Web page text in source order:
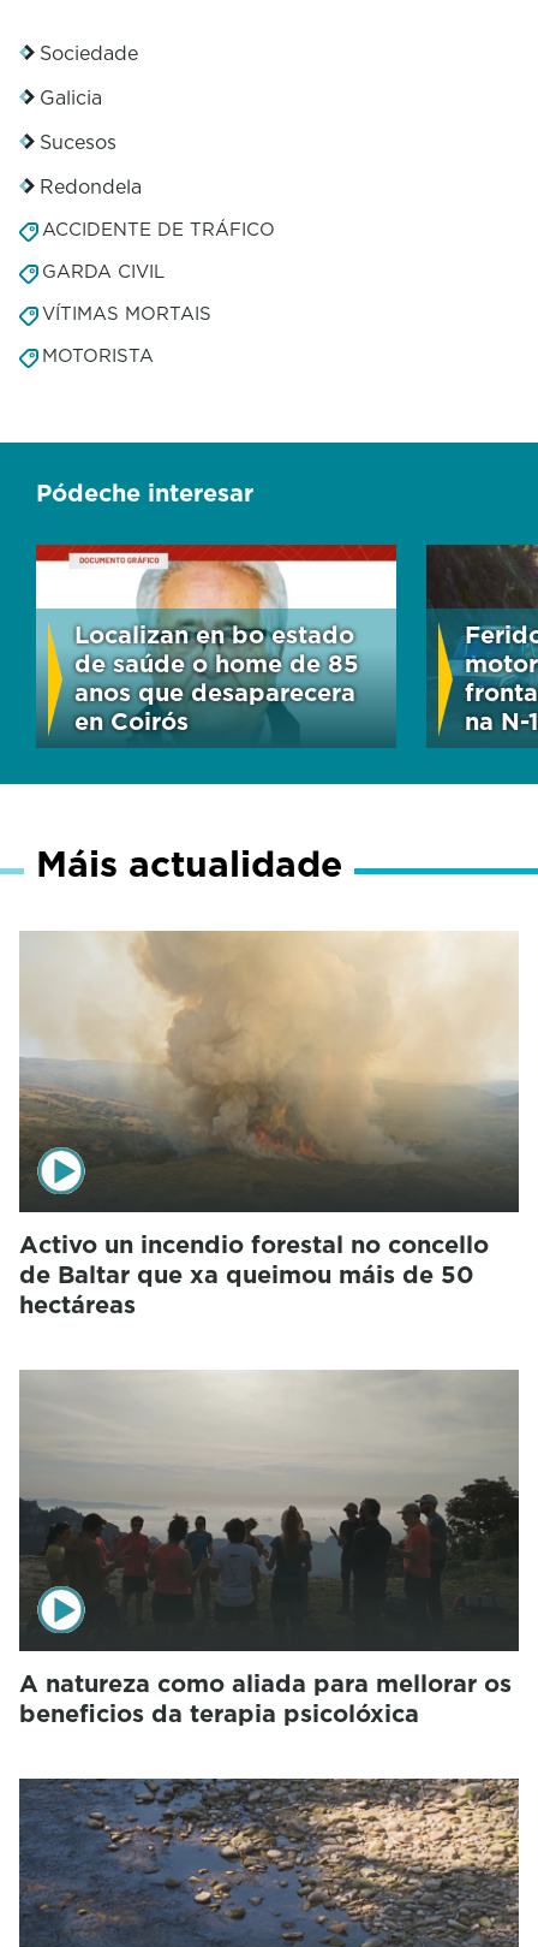
Sociedade
Galicia
Sucesos
Redondela
ACCIDENTE DE TRÁFICO
GARDA CIVIL
VÍTIMAS MORTAIS
MOTORISTA
Pódeche interesar
Localizan en bo estado
de saúde o home de 85
anos que desaparecera
en Coirós
na N-
Máis actualidade
Activo un incendio forestal no concello
de Baltar que xa queimou máis de 50
hectáreas
A natureza como aliada para mellorar os
beneficios da terapia psicolóxica